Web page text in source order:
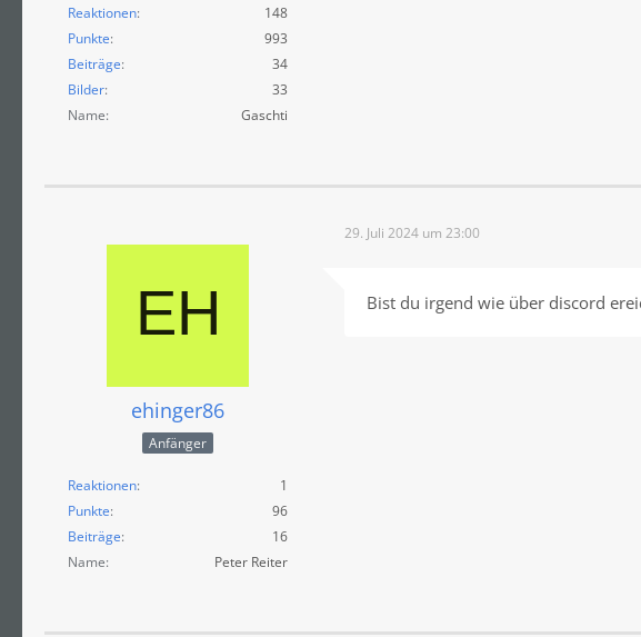
Reaktionen
148
Punkte
993
Beiträge
34
Bilder
33
Name
Gaschti
ehinger86
Anfänger
Reaktionen
1
Punkte
96
Beiträge
16
Name
Peter Reiter
29. Juli 2024 um 23:00
Bist du irgend wie über discord